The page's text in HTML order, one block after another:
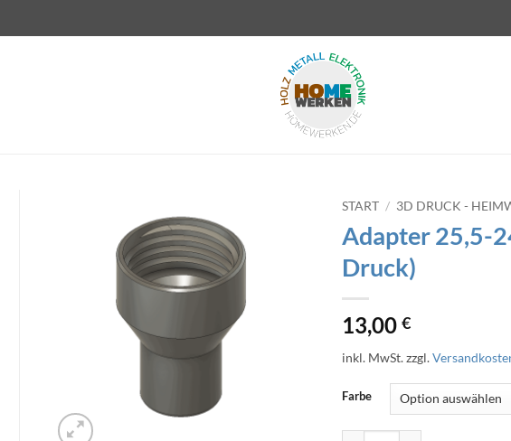
START / 3D DRUCK -
Adapter 25,5-
Druck)
13,00 €
inkl. MwSt.zzgl.
Farbe